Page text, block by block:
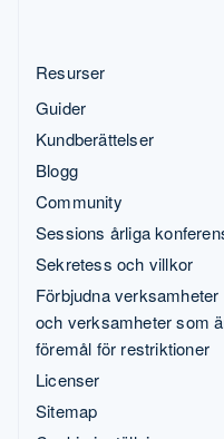
Resurser
Guider
Kundberättelser
Blogg
Community
Sessions årliga
Sekretess och villkor
Förbjudna verksamheter
och verksamheter som
föremål för restriktioner
Licenser
Sitemap